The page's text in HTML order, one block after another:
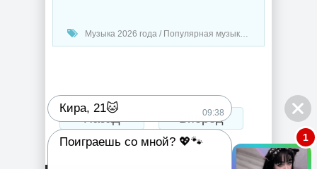
Музыка 2026 года / Популярная музыка / Поп музыка / Танцевальная музыка / Радио-Хиты / Радио-сборники / Сборник музыка
Назад Вперед
Кира, 21🐱 09:38
Поиграешь со мной? 💖🐾 1